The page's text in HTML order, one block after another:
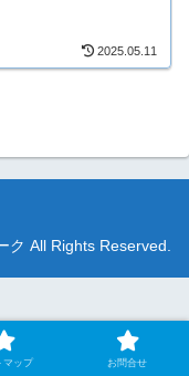
2025.05.11
All Rights Reserved.
マップ お問合せ